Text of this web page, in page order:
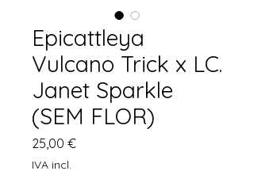
Epicattleya
Vulcano Trick x LC.
Janet Sparkle
(SEM FLOR)
25,00 €Preço
IVA incl.